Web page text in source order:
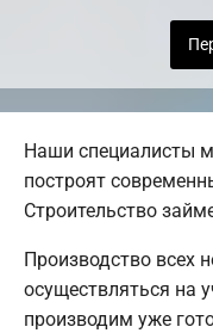
Наши специалисты
построят
Строительство
Производство всех
осуществляться на
производим уже